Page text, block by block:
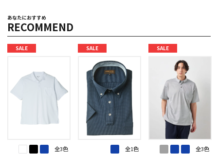
あなたにおすすめ
RECOMMEND
SALE
全3色
SALE
全1色
SALE
全3色